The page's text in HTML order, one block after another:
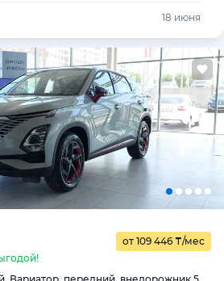
18 июня
от 109 446 ₸/мес